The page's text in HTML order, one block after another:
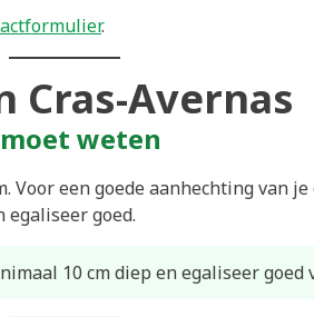
.
Cras-Avernas
weten
een goede aanhechting van
goed.
10 cm diep en egaliseer goed